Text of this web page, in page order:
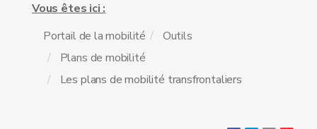
Vous êtes ici :
Portail de la mobilité
Outils
Plans de mobilité
Les plans de mobilité transfrontaliers